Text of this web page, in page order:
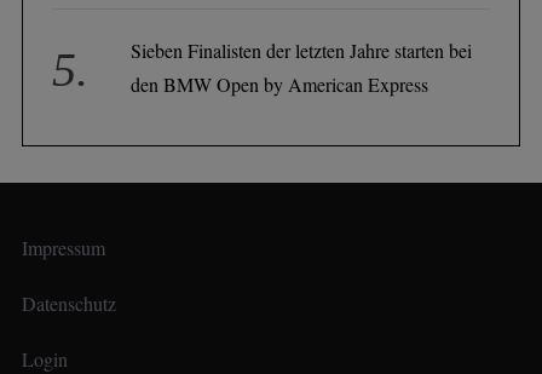
Sieben Finalisten der letzten Jahre starten bei
den BMW Open by American Express
Impressum
Datenschutz
Login